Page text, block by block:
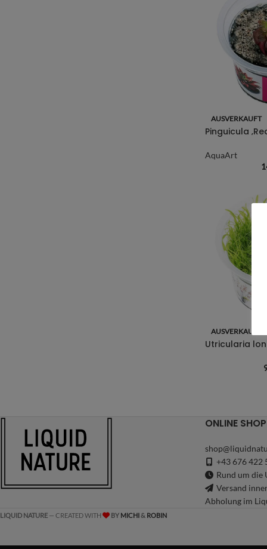
AUSVERKAUFT
AquaArt
AUSVERKAUFT
ONLINE SHOP
+43 676 422
Rund um die
Versand
Abholung im
LIQUID NATURE — CREATED WITH BY MICHI& ROBIN